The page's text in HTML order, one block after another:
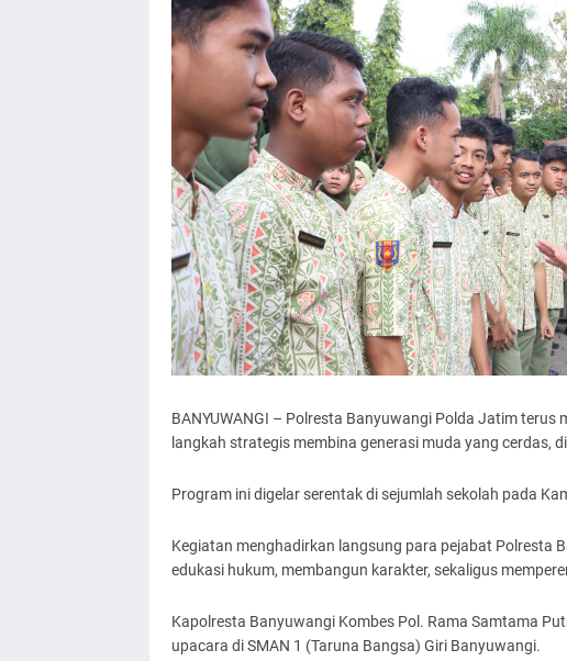
BANYUWANGI – Polresta Banyuwangi Polda Jatim terus
langkah strategis membina generasi muda yang cerdas,
Program ini digelar serentak di sejumlah sekolah pada
Kegiatan menghadirkan langsung para pejabat Polresta
edukasi hukum, membangun karakter, sekaligus
Kapolresta Banyuwangi Kombes Pol. Rama Samtama
upacara di SMAN 1 (Taruna Bangsa) Giri Banyuwangi.